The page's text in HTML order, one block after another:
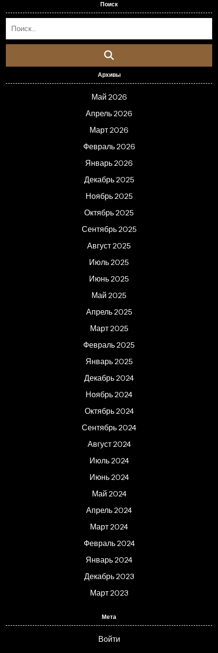
Поиск
Архивы
Май 2026
Апрель 2026
Март 2026
Февраль 2026
Январь 2026
Декабрь 2025
Ноябрь 2025
Октябрь 2025
Сентябрь 2025
Август 2025
Июль 2025
Июнь 2025
Май 2025
Апрель 2025
Март 2025
Февраль 2025
Январь 2025
Декабрь 2024
Ноябрь 2024
Октябрь 2024
Сентябрь 2024
Август 2024
Июль 2024
Июнь 2024
Май 2024
Апрель 2024
Март 2024
Февраль 2024
Январь 2024
Декабрь 2023
Март 2023
Мета
Войти